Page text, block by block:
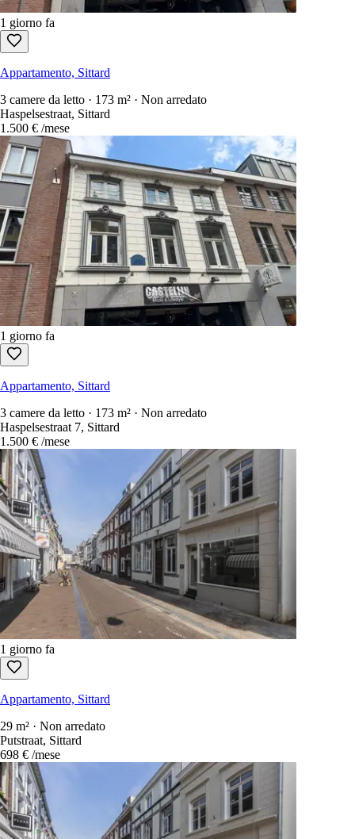
1 giorno fa
Appartamento, Sittard
3 camere da letto · 173 m² · Non arredato
Haspelsestraat, Sittard
1.500 € /mese
1 giorno fa
Appartamento, Sittard
3 camere da letto · 173 m² · Non arredato
Haspelsestraat 7, Sittard
1.500 € /mese
1 giorno fa
Appartamento, Sittard
29 m² · Non arredato
Putstraat, Sittard
698 € /mese